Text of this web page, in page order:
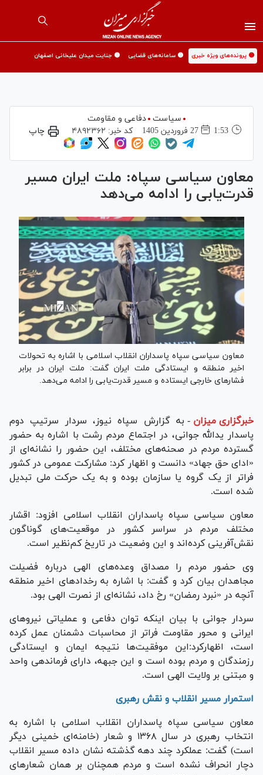
🟡 پرونده‌های ویژه خبری 🟡 سامانه‌های قضایی 🟡 جنایت میدان علیخانی اصفهان
سیاست
دفاعی و مقاومت
1:53
27 فروردين 1405 کد خبر: ۴۸۹۲۳۶۲ چاپ
معاون سیاسی سپاه: ملت ایران مسیر
قدرت‌یابی را ادامه می‌دهد
معاون سیاسی سپاه پاسداران انقلاب اسلامی با اشاره به تحولات
اخیر منطقه و ایستادگی ملت ایران گفت: ملت ایران در برابر
فشارهای خارجی ایستاده و مسیر قدرت‌یابی را ادامه می‌دهد.
خبرگزاری میزان - به گزارش سپاه نیوز، سردار سرتیپ دوم
پاسدار یدالله جوانی، در اجتماع مردم رشت با اشاره به حضور
گسترده مردم در صحنه‌های مختلف، این حضور را نشانه‌ای از
«ادای حق جهاد» دانست و اظهار کرد: مشارکت عمومی در کشور
فراتر از یک گروه یا سازمان بوده و به یک حرکت ملی تبدیل
شده است.
معاون سیاسی سپاه پاسداران انقلاب اسلامی افزود: اقشار
مختلف مردم در سراسر کشور در موقعیت‌های گوناگون
نقش‌آفرینی کرده‌اند و این وضعیت در تاریخ کم‌نظیر است.
وی حضور مردم را مصداق وعده‌های الهی درباره فضیلت
مجاهدان بیان کرد و گفت: با اشاره به رخداد‌های اخیر منطقه
آنچه در «نبرد رمضان» رخ داد، نشانه‌ای از نصرت الهی بود.
سردار جوانی با بیان اینکه توان دفاعی و عملیاتی نیرو‌های
ایرانی و محور مقاومت فراتر از محاسبات دشمنان عمل کرده
است، اظهارکرد:این موفقیت‌ها نتیجه ایمان و ایستادگی
رزمندگان و مردم بوده است و این جبهه، دارای فرماندهی واحد
و مبتنی بر ولایت الهی است.
استمرار مسیر انقلاب و نقش رهبری
معاون سیاسی سپاه پاسداران انقلاب اسلامی با اشاره به
انتخاب رهبری در سال ۱۳۶۸ و شعار (خامنه‌ای خمینی دیگر
است) گفت: عملکرد چند دهه گذشته نشان داده مسیر انقلاب
دچار انحراف نشده است و مردم همچنان بر همان شعار‌های